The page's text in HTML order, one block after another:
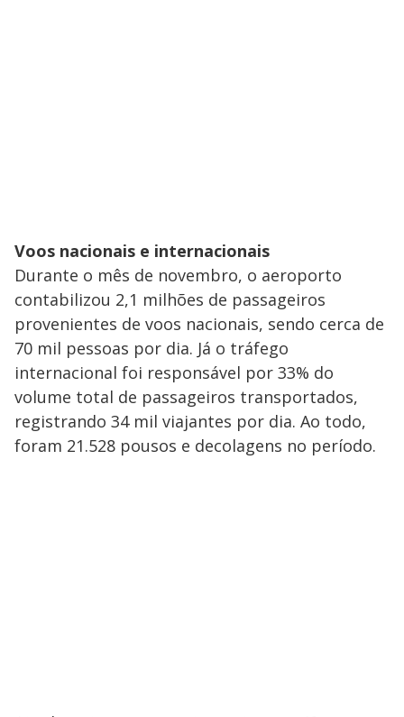
Voos nacionais e internacionais
Durante o mês de novembro, o aeroporto
contabilizou 2,1 milhões de passageiros
provenientes de voos nacionais, sendo cerca de
70 mil pessoas por dia. Já o tráfego
internacional foi responsável por 33% do
volume total de passageiros transportados,
registrando 34 mil viajantes por dia. Ao todo,
foram 21.528 pousos e decolagens no período.